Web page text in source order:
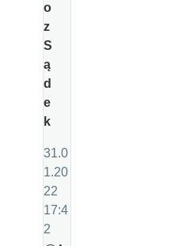
o
z
S
ą
d
e
k
31.0
1.20
22
17:4
2